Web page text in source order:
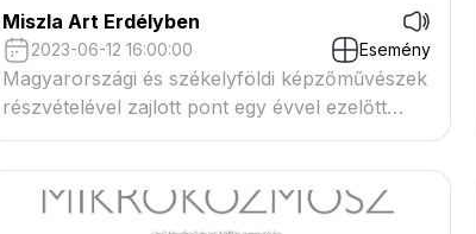
Miszla Art Erdélyben
2023-06-12 16:00:00 Esemény
Magyarországi és székelyföldi képzőművészek
részvételével zajlott pont egy évvel ezelőtt
Erdélyben a "Miszla Art@Csernáton"
alkotótábor, mely a magyarországi Miszla-Art
nyári alkotótáborok székelyföldi testvér-
rendezvényeként valósult meg